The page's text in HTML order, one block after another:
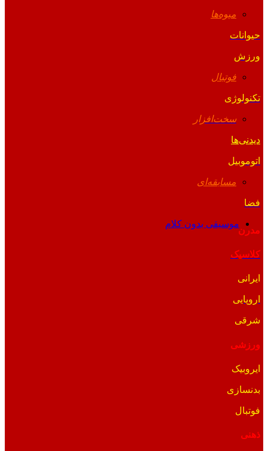
میوه‌ها
حیوانات
ورزش
فوتبال
تکنولوژی
سخت‌افزار
دیدنی‌ها
اتوموبیل
مسابقه‌ای
فضا
موسیقی بدون کلام
مدرن
کلاسیک
ایرانی
اروپایی
شرقی
ورزشی
ایروبیک
بدنسازی
فوتبال
ذهنی